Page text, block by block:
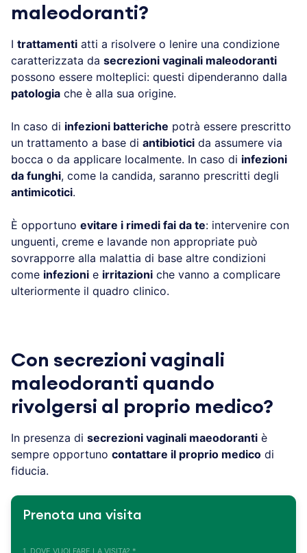
maleodoranti?
I trattamenti atti a risolvere o lenire una condizione
caratterizzata da secrezioni vaginali maleodoranti
possono essere molteplici: questi dipenderanno dalla
patologia che è alla sua origine.
In caso di infezioni batteriche potrà essere prescritto
un trattamento a base di antibiotici da assumere via
bocca o da applicare localmente. In caso di infezioni
da funghi, come la candida, saranno prescritti degli
antimicotici.
È opportuno evitare i rimedi fai da te: intervenire con
unguenti, creme e lavande non appropriate può
sovrapporre alla malattia di base altre condizioni
come infezioni e irritazioni che vanno a complicare
ulteriormente il quadro clinico.
Con secrezioni vaginali
maleodoranti quando
rivolgersi al proprio medico?
In presenza di secrezioni vaginali maeodoranti è
sempre opportuno contattare il proprio medico di
fiducia.
Prenota una visita
1. DOVE VUOI FARE LA VISITA? *